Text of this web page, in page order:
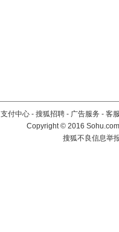
支付中心 - 搜狐招聘 - 广告服务 - 客
Copyright©2016
搜狐不良信息举